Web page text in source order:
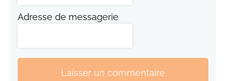
Adresse de messagerie
Laisser un commentaire